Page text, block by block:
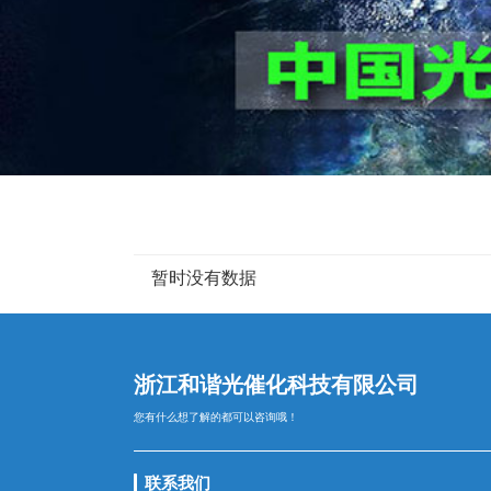
暂时没有数据
浙江和谐光催化科技有限公司
您有什么想了解的都可以咨询哦！
联系我们